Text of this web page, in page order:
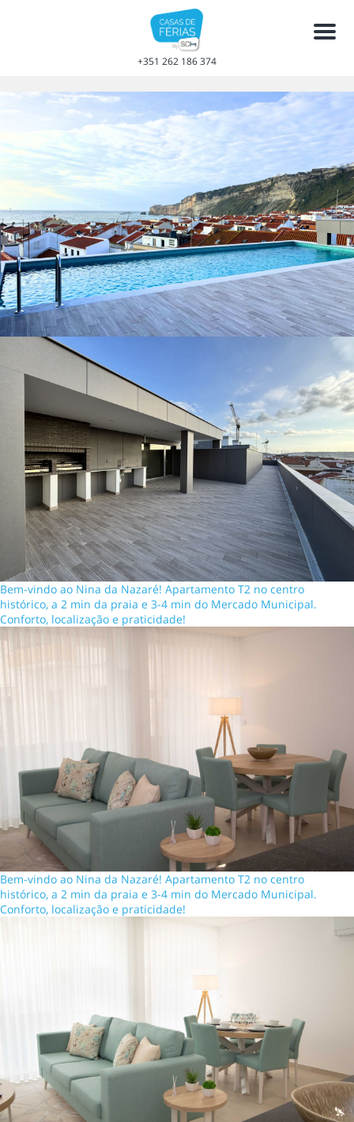
+351 262 186 374
Menú
Bem-vindo ao Nina da Nazaré! Apartamento T2 no centro
histórico, a 2 min da praia e 3-4 min do Mercado Municipal.
Conforto, localização e praticidade!
Bem-vindo ao Nina da Nazaré! Apartamento T2 no centro
histórico, a 2 min da praia e 3-4 min do Mercado Municipal.
Conforto, localização e praticidade!